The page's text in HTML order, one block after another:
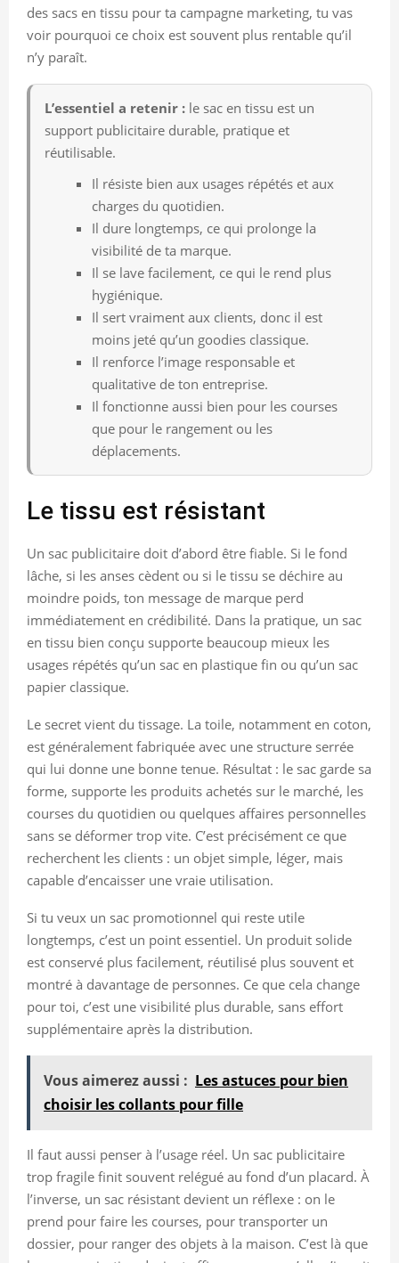
des sacs en tissu pour ta campagne marketing, tu vas
voir pourquoi ce choix est souvent plus rentable qu’il
n’y paraît.
L’essentiel a retenir : le sac en tissu est un
support publicitaire durable, pratique et
réutilisable.
Il résiste bien aux usages répétés et aux
charges du quotidien.
Il dure longtemps, ce qui prolonge la
visibilité de ta marque.
Il se lave facilement, ce qui le rend plus
hygiénique.
Il sert vraiment aux clients, donc il est
moins jeté qu’un goodies classique.
Il renforce l’image responsable et
qualitative de ton entreprise.
Il fonctionne aussi bien pour les courses
que pour le rangement ou les
déplacements.
Le tissu est résistant
Un sac publicitaire doit d’abord être fiable. Si le fond
lâche, si les anses cèdent ou si le tissu se déchire au
moindre poids, ton message de marque perd
immédiatement en crédibilité. Dans la pratique, un sac
en tissu bien conçu supporte beaucoup mieux les
usages répétés qu’un sac en plastique fin ou qu’un sac
papier classique.
Le secret vient du tissage. La toile, notamment en coton,
est généralement fabriquée avec une structure serrée
qui lui donne une bonne tenue. Résultat : le sac garde sa
forme, supporte les produits achetés sur le marché, les
courses du quotidien ou quelques affaires personnelles
sans se déformer trop vite. C’est précisément ce que
recherchent les clients : un objet simple, léger, mais
capable d’encaisser une vraie utilisation.
Si tu veux un sac promotionnel qui reste utile
longtemps, c’est un point essentiel. Un produit solide
est conservé plus facilement, réutilisé plus souvent et
montré à davantage de personnes. Ce que cela change
pour toi, c’est une visibilité plus durable, sans effort
supplémentaire après la distribution.
Vous aimerez aussi : Les astuces pour bien
choisir les collants pour fille
Il faut aussi penser à l’usage réel. Un sac publicitaire
trop fragile finit souvent relégué au fond d’un placard. À
l’inverse, un sac résistant devient un réflexe : on le
prend pour faire les courses, pour transporter un
dossier, pour ranger des objets à la maison. C’est là que